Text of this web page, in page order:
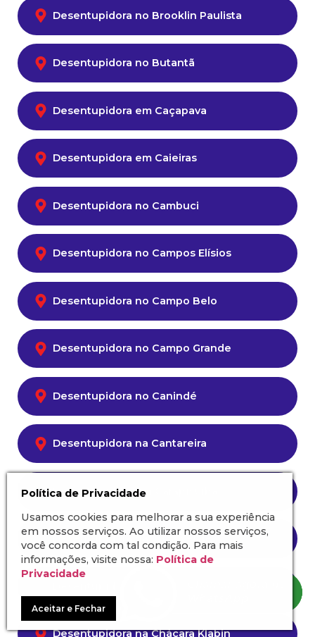
Desentupidora no Brooklin Paulista
Desentupidora no Butantã
Desentupidora em Caçapava
Desentupidora em Caieiras
Desentupidora no Cambuci
Desentupidora no Campos Elísios
Desentupidora no Campo Belo
Desentupidora no Campo Grande
Desentupidora no Canindé
Desentupidora na Cantareira
Desentupidora em Carapicuíba
Desentupidora na Casa Verde
Desentupidora na Chácara Klabin
Política de Privacidade
Usamos cookies para melhorar a sua experiência
em nossos serviços. Ao utilizar nossos serviços,
você concorda com tal condição. Para mais
informações, visite nossa: Política de
Privacidade
Aceitar e Fechar